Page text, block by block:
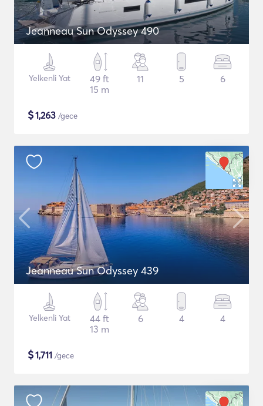
Jeanneau Sun Odyssey 490
Yelkenli Yat
49 ft
15 m
11 5 6
$1,263 /gece
Jeanneau Sun Odyssey 439
Yelkenli Yat
44 ft
13 m
6 4 4
$1,711 /gece